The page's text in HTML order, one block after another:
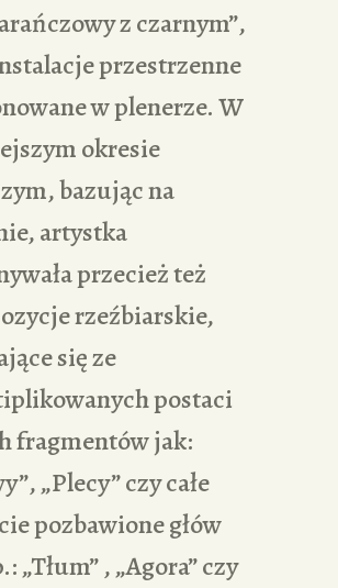
z czarnym”,
przestrzenne
w plenerze. W
okresie
bazując na
artystka
przecież też
rzeźbiarskie,
się ze
postaci
fragmentów jak:
„Plecy” czy całe
pozbawione głów
„Tłum” , „Agora” czy